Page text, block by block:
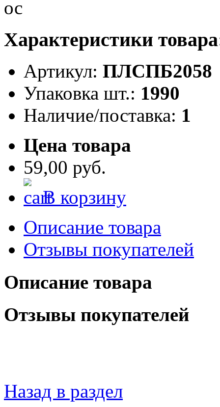
Характеристики
Артикул: ПЛСПБ2058
Упаковка шт.: 1990
Наличие/поставка: 1
Цена товара
59,00 руб.
В корзину
Описание товара
Отзывы покупателей
Описание товара
Отзывы покупателей
Назад в раздел